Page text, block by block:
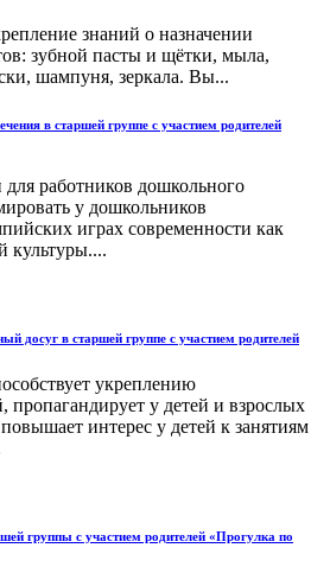
знаний о назначении
зубной пасты и щётки, мыла,
шампуня, зеркала. Вы...
в старшей группе с участием родителей
работников дошкольного
у дошкольников
играх современности как
культуры....
досуг в старшей группе с участием родителей
укреплению
пропагандирует у детей и взрослых
интерес у детей к занятиям
группы с участием родителей «Прогулка по